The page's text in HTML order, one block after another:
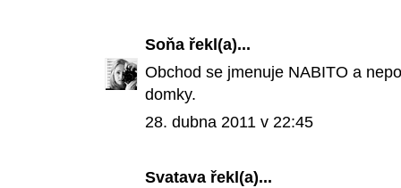
Soňa řekl(a)...
Obchod se jmenuje NABITO a
domky.
28. dubna 2011 v 22:45
Svatava řekl(a)...